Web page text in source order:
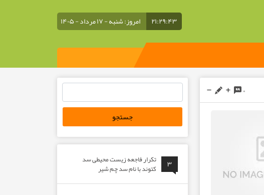
۲۱:۲۹:۴۳ امروز: شنبه - ۱۷ مرداد - ۱۴۰۵
۰
۳
تکرار فاجعه زیست محیطی سد
کتوند با نام سد چم شیر